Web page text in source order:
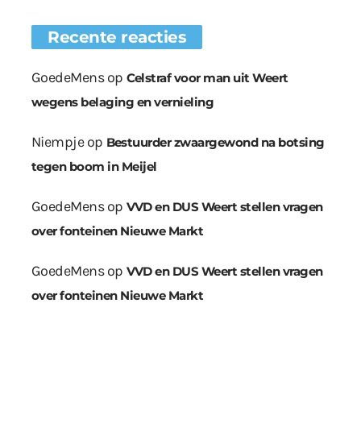
Recente reacties
GoedeMensop Celstraf voor man uit Weert
wegens belaging en vernieling
Niempjeop Bestuurder zwaargewond na botsing
tegen boom in Meijel
GoedeMensop VVD en DUS Weert stellen vragen
over fonteinen Nieuwe Markt
GoedeMensop VVD en DUS Weert stellen vragen
over fonteinen Nieuwe Markt